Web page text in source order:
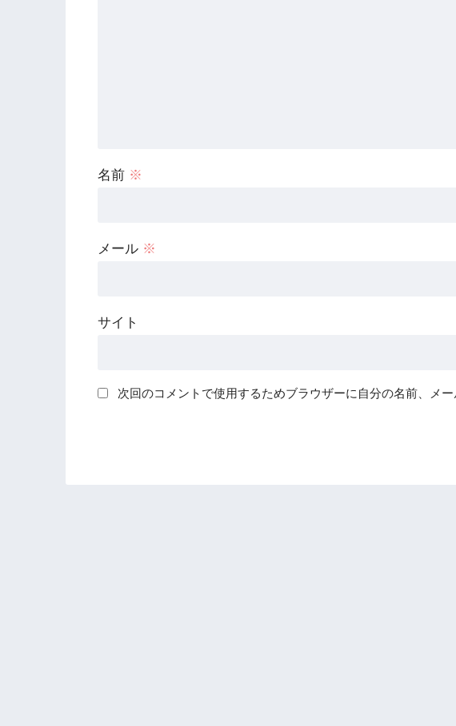
名前 ※
メール ※
サイト
次回のコメントで使用するためブラウザーに自分の名前、メー